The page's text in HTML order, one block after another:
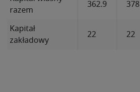
razem
362.9 378
Kapitał
zakładowy
22 22